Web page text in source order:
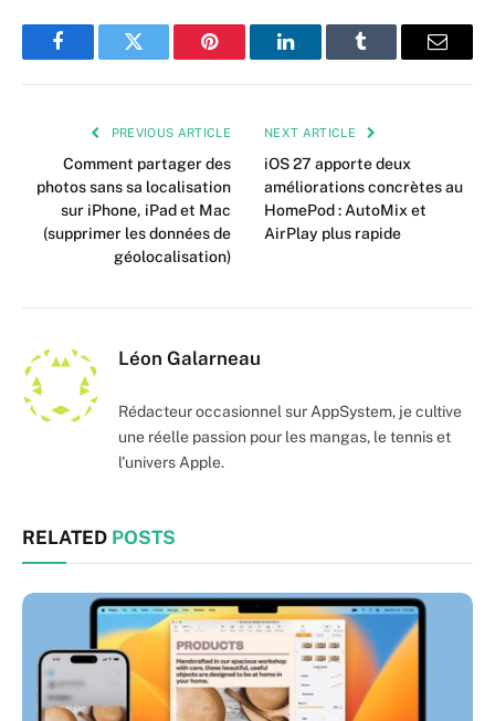
FacebookTwitter Pinterest LinkedInTumblr Email
PREVIOUS ARTICLE
Comment partager des
photos sans sa localisation
sur iPhone, iPad et Mac
(supprimer les données de
géolocalisation)
NEXT ARTICLE
iOS 27 apporte deux
améliorations concrètes au
HomePod : AutoMix et
AirPlay plus rapide
Léon Galarneau
Rédacteur occasionnel sur AppSystem, je cultive
une réelle passion pour les mangas, le tennis et
l'univers Apple.
RELATED POSTS